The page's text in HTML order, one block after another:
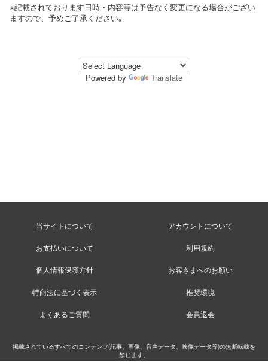
※記載されております日時・内容等は予告なく変更になる場合がござい
ますので、予めご了承ください｡
Powered by Translate
当サイトについて アカウントについて
お支払いについて 利用規約
個人情報保護方針 お客さまへのお願い
特商法に基づく表示 推奨環境
よくあるご質問 会員退会
掲載されているすべてのコンテンツ(記事、画像、音声データ、映像データ等)の無断転載を
禁じます。